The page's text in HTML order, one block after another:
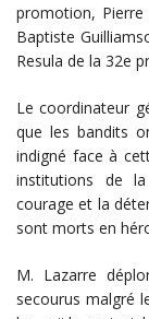
promotion, Pierre
Baptiste
Resula de la 32e
Le coordinateur
que les bandits
indigné face à
institutions de
courage et la
sont morts en
M. Lazarre
secourus malgré